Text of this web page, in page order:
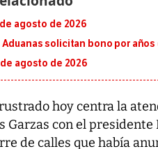
agosto de 2026
Aduanas solicitan bono por
agosto de 2026
hoy centra la
Garzas con el
de calles que había